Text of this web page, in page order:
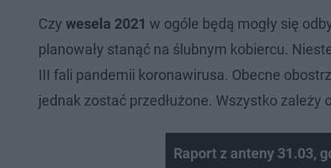
Czy wesela 2021 w ogóle będą mogły się
planowały stanąć na ślubnym kobiercu.
III fali pandemii koronawirusa. Obecne
jednak zostać przedłużone. Wszystko zależy
Raport z anteny 31.03,